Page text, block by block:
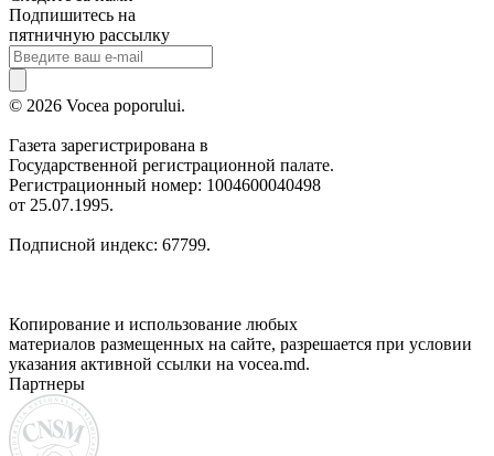
Подпишитесь на
пятничную рассылку
© 2026 Vocea poporului.
Газета зарегистрирована в
Государственной регистрационной палате.
Регистрационный номер: 1004600040498
от 25.07.1995.
Подписной индекс: 67799.
Копирование и использование любых
материалов размещенных на сайте, разрешается при условии
указания активной ссылки на vocea.md.
Партнеры